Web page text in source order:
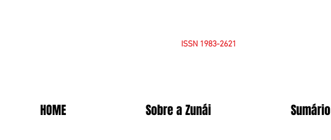
ISSN 1983-2621
HOME Sobre a Zunái Sumário